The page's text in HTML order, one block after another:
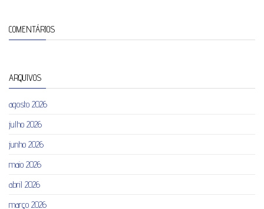
COMENTÁRIOS
ARQUIVOS
agosto 2026
julho 2026
junho 2026
maio 2026
abril 2026
março 2026